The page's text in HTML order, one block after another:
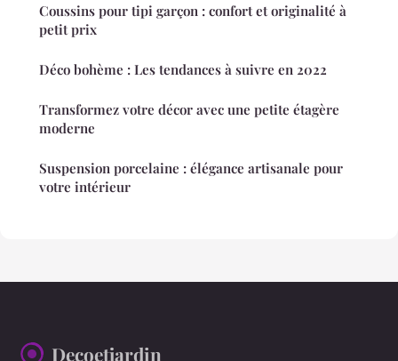
Coussins pour tipi garçon : confort et originalité à
petit prix
Déco bohème : Les tendances à suivre en 2022
Transformez votre décor avec une petite étagère
moderne
Suspension porcelaine : élégance artisanale pour
votre intérieur
Decoetjardin